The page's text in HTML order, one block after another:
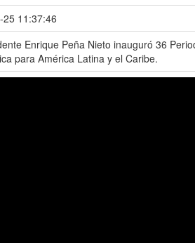
11:37:46
Enrique Peña Nieto inauguró 36
para América Latina y el Caribe.